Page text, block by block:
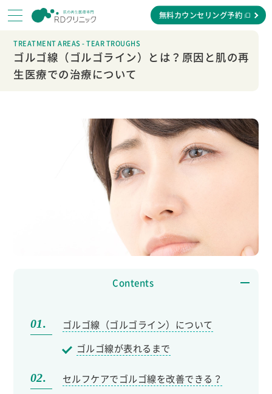
無料カウンセリング予約
TREATMENT AREAS - TEAR TROUGHS
ゴルゴ線（ゴルゴライン）とは？原因と肌の再
生医療での治療について
Contents
ゴルゴ線（ゴルゴライン）について
ゴルゴ線が表れるまで
セルフケアでゴルゴ線を改善できる？